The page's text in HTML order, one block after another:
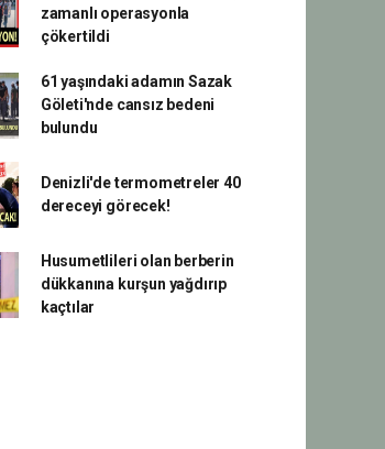
zamanlı operasyonla
çökertildi
61 yaşındaki adamın Sazak
Göleti'nde cansız bedeni
bulundu
Denizli'de termometreler 40
dereceyi görecek!
Husumetlileri olan berberin
dükkanına kurşun yağdırıp
kaçtılar